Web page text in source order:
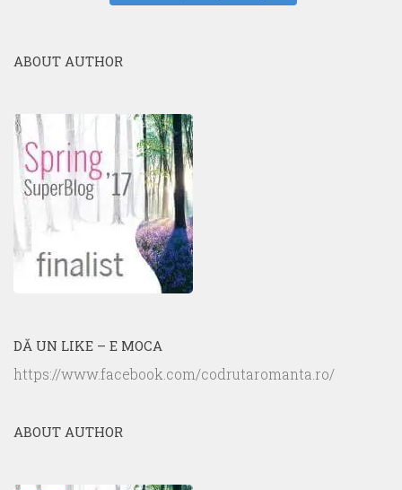
ABOUT AUTHOR
DĂ UN LIKE – E MOCA
https://www.facebook.com/codrutaromanta.ro/
ABOUT AUTHOR